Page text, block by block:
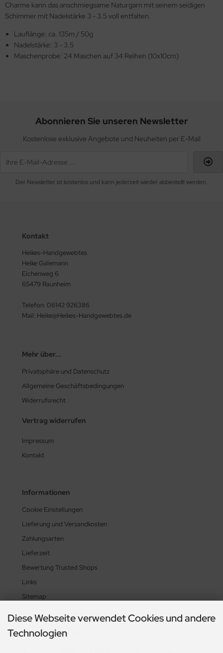
Charme kann das anschmiegsame Naturgarn mit seinem seidigen
Schimmer mit Nadelstärke 3 - 3.5 voll entfalten.
Lauflänge: ca. 135m / 50g
Nadelstärke: 3 - 3.5
Maschenprobe: 24 Maschen auf 34 Reihen (10x10cm)
Abonnieren Sie unseren Newsletter
Kostenlose exklusive Angebote und Neuheiten per E-Mail
Der Newsletter ist kostenlos und kann jederzeit wieder abbestellt werden.
Kontakt
Heikes-Handgewebtes
Heike Galemann
Eichenweg 6
65479 Raunheim
Telefon: 06142 926386
Mail: Heike@Heikes-Handgewebtes.de
Mehr über...
Privatsphäre und Datenschutz
Allgemeine Geschäftsbedingungen
Widerrufsrecht
Vertrag widerrufen
Impressum
Kontakt
Informationen
Cookie Einstellungen
Lieferung und Versandkosten
Zahlungsarten
Lieferzeit
Bewertung Trusted Shops
Links
Sitemap
Zahlungsmethoden
Diese Webseite verwendet Cookies und andere
Technologien